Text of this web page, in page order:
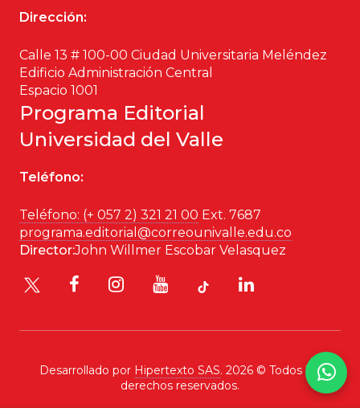
Patrimonio
Periodismo
Psicología
Violencia
Dirección:
Calle 13 # 100-00 Ciudad Universitaria Meléndez
Edificio Administración Central
Espacio 1001
Programa Editorial
Universidad del Valle
Teléfono:
Teléfono: (+ 057 2) 321 21 00 Ext. 7687
programa.editorial@correounivalle.edu.co
Director:John Willmer Escobar Velasquez
Desarrollado por Hipertexto SAS. 2026 © Todos los
derechos reservados.